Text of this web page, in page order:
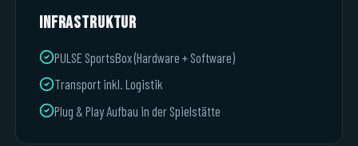
Infrastruktur
PULSE SportsBox (Hardware + Software)
Transport inkl. Logistik
Plug & Play Aufbau in der Spielstätte